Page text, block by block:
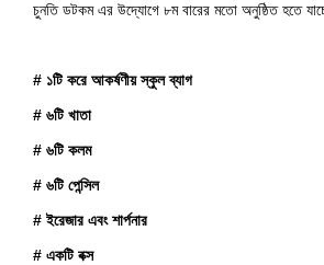
চুনতি ডটকম এর উদ্যোগে ৮ম বারের মতো অনুষ্ঠিত হতে যাচ্ছে
# ১টি করে আকর্ষণীয় স্কুল ব্যাগ
# ৬টি খাতা
# ৬টি কলম
# ৬টি পেন্সিল
# ইরেজার এবং শার্পনার
# একটি বক্স